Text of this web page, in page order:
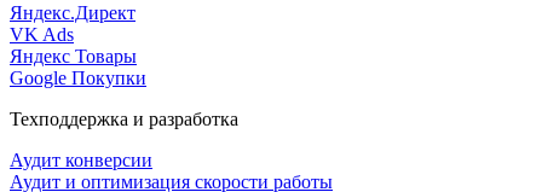
Яндекс.Директ
VK Ads
Яндекс Товары
Google Покупки
Техподдержка и разработка
Аудит конверсии
Аудит и оптимизация скорости работы